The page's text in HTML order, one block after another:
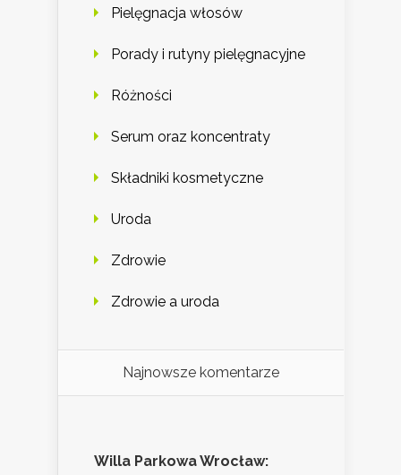
Pielęgnacja włosów
Porady i rutyny pielęgnacyjne
Różności
Serum oraz koncentraty
Składniki kosmetyczne
Uroda
Zdrowie
Zdrowie a uroda
Najnowsze komentarze
Willa Parkowa Wrocław: